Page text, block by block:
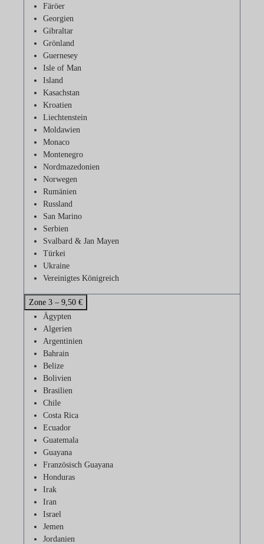
Färöer
Georgien
Gibraltar
Grönland
Guernesey
Isle of Man
Island
Kasachstan
Kroatien
Liechtenstein
Moldawien
Monaco
Montenegro
Nordmazedonien
Norwegen
Rumänien
Russland
San Marino
Serbien
Svalbard & Jan Mayen
Türkei
Ukraine
Vereinigtes Königreich
Zone 3 – 9,50 €
Ägypten
Algerien
Argentinien
Bahrain
Belize
Bolivien
Brasilien
Chile
Costa Rica
Ecuador
Guatemala
Guayana
Französisch Guayana
Honduras
Irak
Iran
Israel
Jemen
Jordanien